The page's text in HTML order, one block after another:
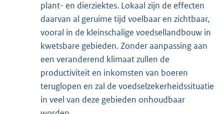
plant- en dierziektes. Lokaal zijn de effecten
daarvan al geruime tijd voelbaar en zichtbaar,
vooral in de kleinschalige voedsellandbouw in
kwetsbare gebieden. Zonder aanpassing aan
een veranderend klimaat zullen de
productiviteit en inkomsten van boeren
teruglopen en zal de voedselzekerheidssituatie
in veel van deze gebieden onhoudbaar